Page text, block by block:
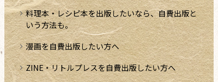
料理本・レシピ本を出版したいなら、自費出版と
いう方法も。
漫画を自費出版したい方へ
ZINE・リトルプレスを自費出版したい方へ